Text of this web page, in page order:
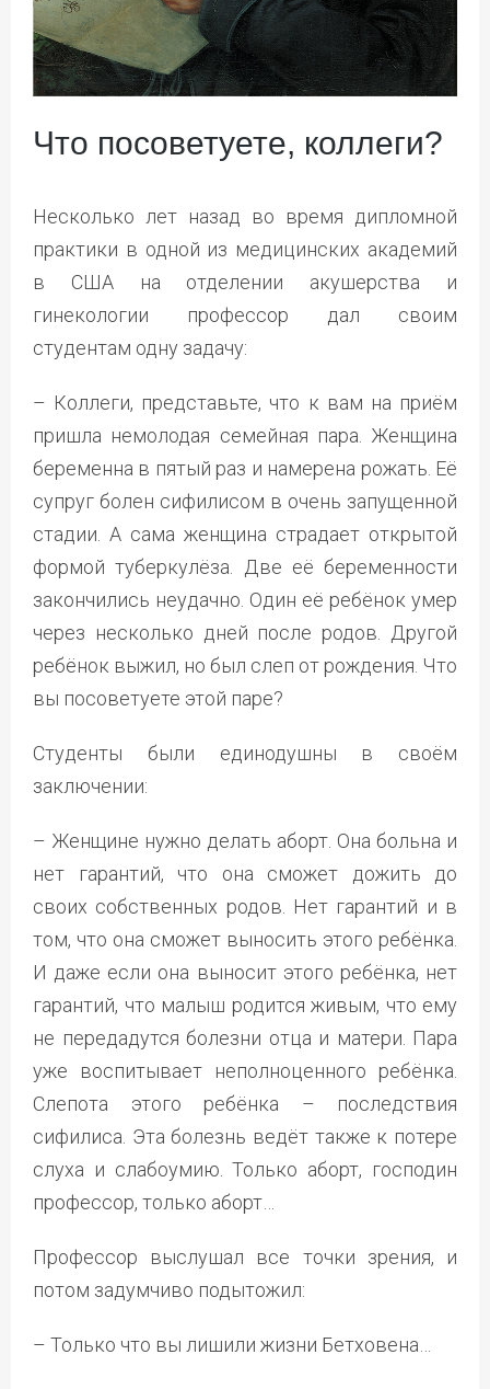
Что посоветуете, коллеги?
Несколько лет назад во время дипломной
практики в одной из медицинских академий
в США на отделении акушерства и
гинекологии профессор дал своим
студентам одну задачу:
– Коллеги, представьте, что к вам на приём
пришла немолодая семейная пара. Женщина
беременна в пятый раз и намерена рожать. Её
супруг болен сифилисом в очень запущенной
стадии. А сама женщина страдает открытой
формой туберкулёза. Две её беременности
закончились неудачно. Один её ребёнок умер
через несколько дней после родов. Другой
ребёнок выжил, но был слеп от рождения. Что
вы посоветуете этой паре?
Студенты были единодушны в своём
заключении:
– Женщине нужно делать аборт. Она больна и
нет гарантий, что она сможет дожить до
своих собственных родов. Нет гарантий и в
том, что она сможет выносить этого ребёнка.
И даже если она выносит этого ребёнка, нет
гарантий, что малыш родится живым, что ему
не передадутся болезни отца и матери. Пара
уже воспитывает неполноценного ребёнка.
Слепота этого ребёнка – последствия
сифилиса. Эта болезнь ведёт также к потере
слуха и слабоумию. Только аборт, господин
профессор, только аборт…
Профессор выслушал все точки зрения, и
потом задумчиво подытожил:
– Только что вы лишили жизни Бетховена…